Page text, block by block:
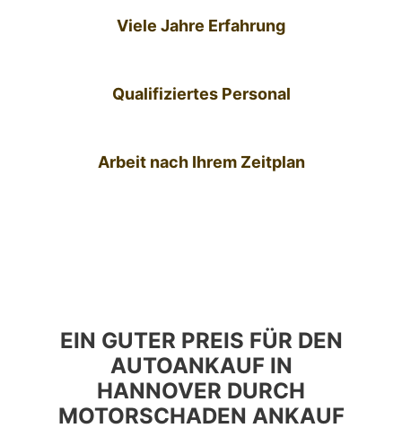
Viele Jahre Erfahrung
Qualifiziertes Personal
Arbeit nach Ihrem Zeitplan
EIN GUTER PREIS FÜR DEN
AUTOANKAUF IN
HANNOVER DURCH
MOTORSCHADEN ANKAUF